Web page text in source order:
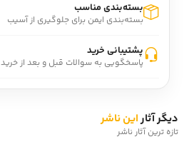
بسته‌بندی مناسب
بسته‌بندی ایمن برای جلوگیری از آسیب
پشتیبانی خرید
پاسخگویی به سوالات قبل و بعد از خرید
دیگر آثاراین ناشر
تازه ترین آثار ناشر